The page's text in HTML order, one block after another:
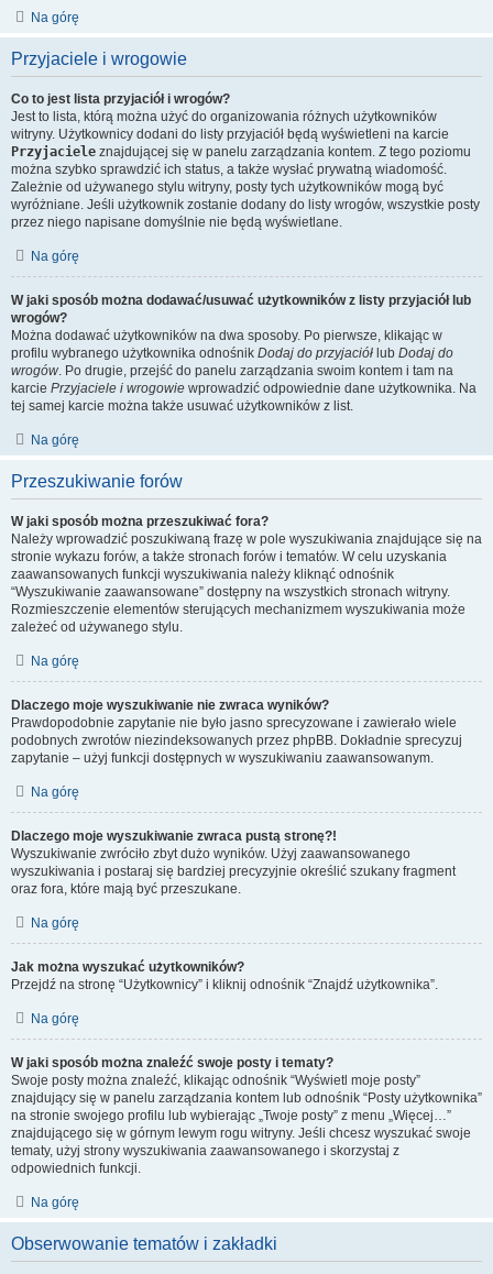
Na górę
Przyjaciele i wrogowie
Co to jest lista przyjaciół i wrogów?
Jest to lista, którą można użyć do organizowania różnych użytkowników
witryny. Użytkownicy dodani do listy przyjaciół będą wyświetleni na karcie
Przyjaciele znajdującej się w panelu zarządzania kontem. Z tego poziomu
można szybko sprawdzić ich status, a także wysłać prywatną wiadomość.
Zależnie od używanego stylu witryny, posty tych użytkowników mogą być
wyróżniane. Jeśli użytkownik zostanie dodany do listy wrogów, wszystkie posty
przez niego napisane domyślnie nie będą wyświetlane.
Na górę
W jaki sposób można dodawać/usuwać użytkowników z listy przyjaciół lub
wrogów?
Można dodawać użytkowników na dwa sposoby. Po pierwsze, klikając w
profilu wybranego użytkownika odnośnik Dodaj do przyjaciół lub Dodaj do
wrogów. Po drugie, przejść do panelu zarządzania swoim kontem i tam na
karcie Przyjaciele i wrogowie wprowadzić odpowiednie dane użytkownika. Na
tej samej karcie można także usuwać użytkowników z list.
Na górę
Przeszukiwanie forów
W jaki sposób można przeszukiwać fora?
Należy wprowadzić poszukiwaną frazę w pole wyszukiwania znajdujące się na
stronie wykazu forów, a także stronach forów i tematów. W celu uzyskania
zaawansowanych funkcji wyszukiwania należy kliknąć odnośnik
“Wyszukiwanie zaawansowane” dostępny na wszystkich stronach witryny.
Rozmieszczenie elementów sterujących mechanizmem wyszukiwania może
zależeć od używanego stylu.
Na górę
Dlaczego moje wyszukiwanie nie zwraca wyników?
Prawdopodobnie zapytanie nie było jasno sprecyzowane i zawierało wiele
podobnych zwrotów niezindeksowanych przez phpBB. Dokładnie sprecyzuj
zapytanie – użyj funkcji dostępnych w wyszukiwaniu zaawansowanym.
Na górę
Dlaczego moje wyszukiwanie zwraca pustą stronę?!
Wyszukiwanie zwróciło zbyt dużo wyników. Użyj zaawansowanego
wyszukiwania i postaraj się bardziej precyzyjnie określić szukany fragment
oraz fora, które mają być przeszukane.
Na górę
Jak można wyszukać użytkowników?
Przejdź na stronę “Użytkownicy” i kliknij odnośnik “Znajdź użytkownika”.
Na górę
W jaki sposób można znaleźć swoje posty i tematy?
Swoje posty można znaleźć, klikając odnośnik “Wyświetl moje posty”
znajdujący się w panelu zarządzania kontem lub odnośnik “Posty użytkownika”
na stronie swojego profilu lub wybierając „Twoje posty” z menu „Więcej…”
znajdującego się w górnym lewym rogu witryny. Jeśli chcesz wyszukać swoje
tematy, użyj strony wyszukiwania zaawansowanego i skorzystaj z
odpowiednich funkcji.
Na górę
Obserwowanie tematów i zakładki